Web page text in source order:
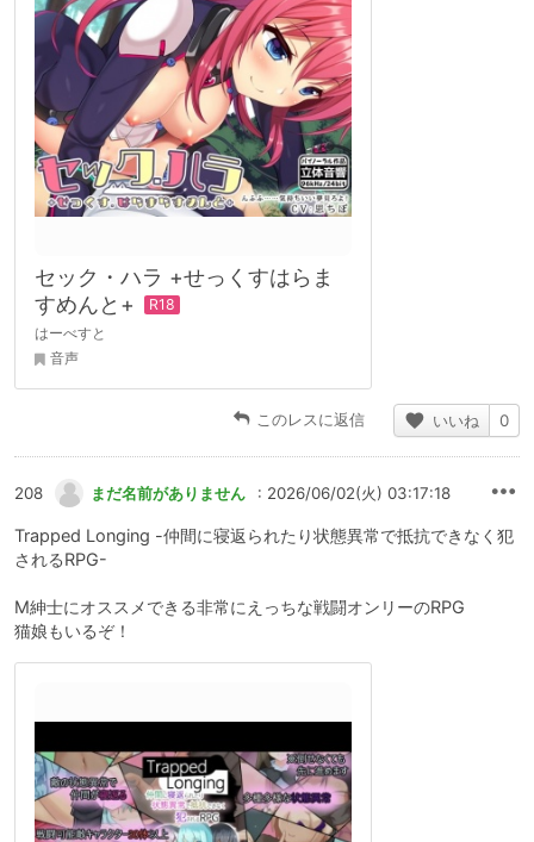
セック・ハラ +せっくすはらま
すめんと+
はーべすと
音声
このレスに返信 いいね 0
208 まだ名前がありません : 2026/06/02(火) 03:17:18
Trapped Longing -仲間に寝返られたり状態異常で抵抗できなく犯
されるRPG-
M紳士にオススメできる非常にえっちな戦闘オンリーのRPG
猫娘もいるぞ！